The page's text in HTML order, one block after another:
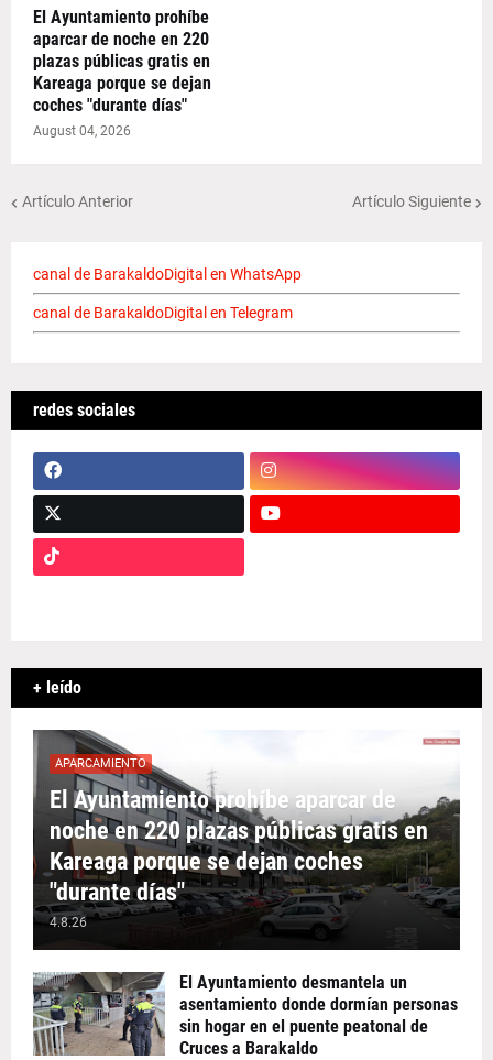
El Ayuntamiento prohíbe
aparcar de noche en 220
plazas públicas gratis en
Kareaga porque se dejan
coches "durante días"
August 04, 2026
Artículo Anterior Artículo Siguiente
canal de BarakaldoDigital en WhatsApp
canal de BarakaldoDigital en Telegram
redes sociales
+ leído
APARCAMIENTO
El Ayuntamiento prohíbe aparcar de
noche en 220 plazas públicas gratis en
Kareaga porque se dejan coches
"durante días"
4.8.26
El Ayuntamiento desmantela un
asentamiento donde dormían personas
sin hogar en el puente peatonal de
Cruces a Barakaldo